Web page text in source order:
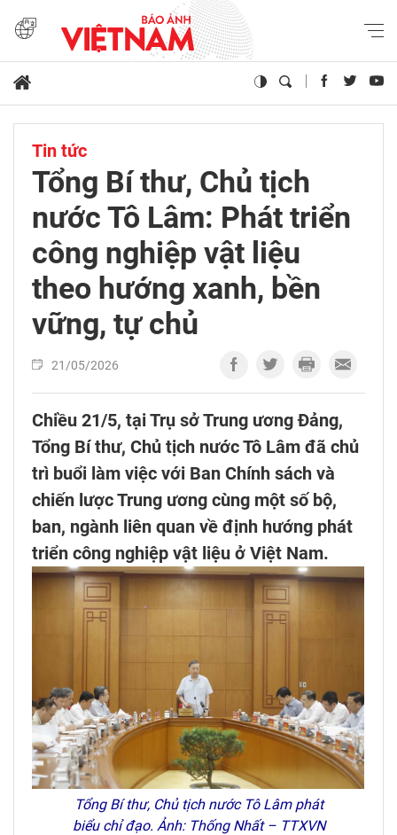
Tin tức
Tổng Bí thư, Chủ tịch
nước Tô Lâm: Phát triển
công nghiệp vật liệu
theo hướng xanh, bền
vững, tự chủ
21/05/2026
Chiều 21/5, tại Trụ sở Trung ương Đảng,
Tổng Bí thư, Chủ tịch nước Tô Lâm đã chủ
trì buổi làm việc với Ban Chính sách và
chiến lược Trung ương cùng một số bộ,
ban, ngành liên quan về định hướng phát
triển công nghiệp vật liệu ở Việt Nam.
Tổng Bí thư, Chủ tịch nước Tô Lâm phát
biểu chỉ đạo. Ảnh: Thống Nhất – TTXVN